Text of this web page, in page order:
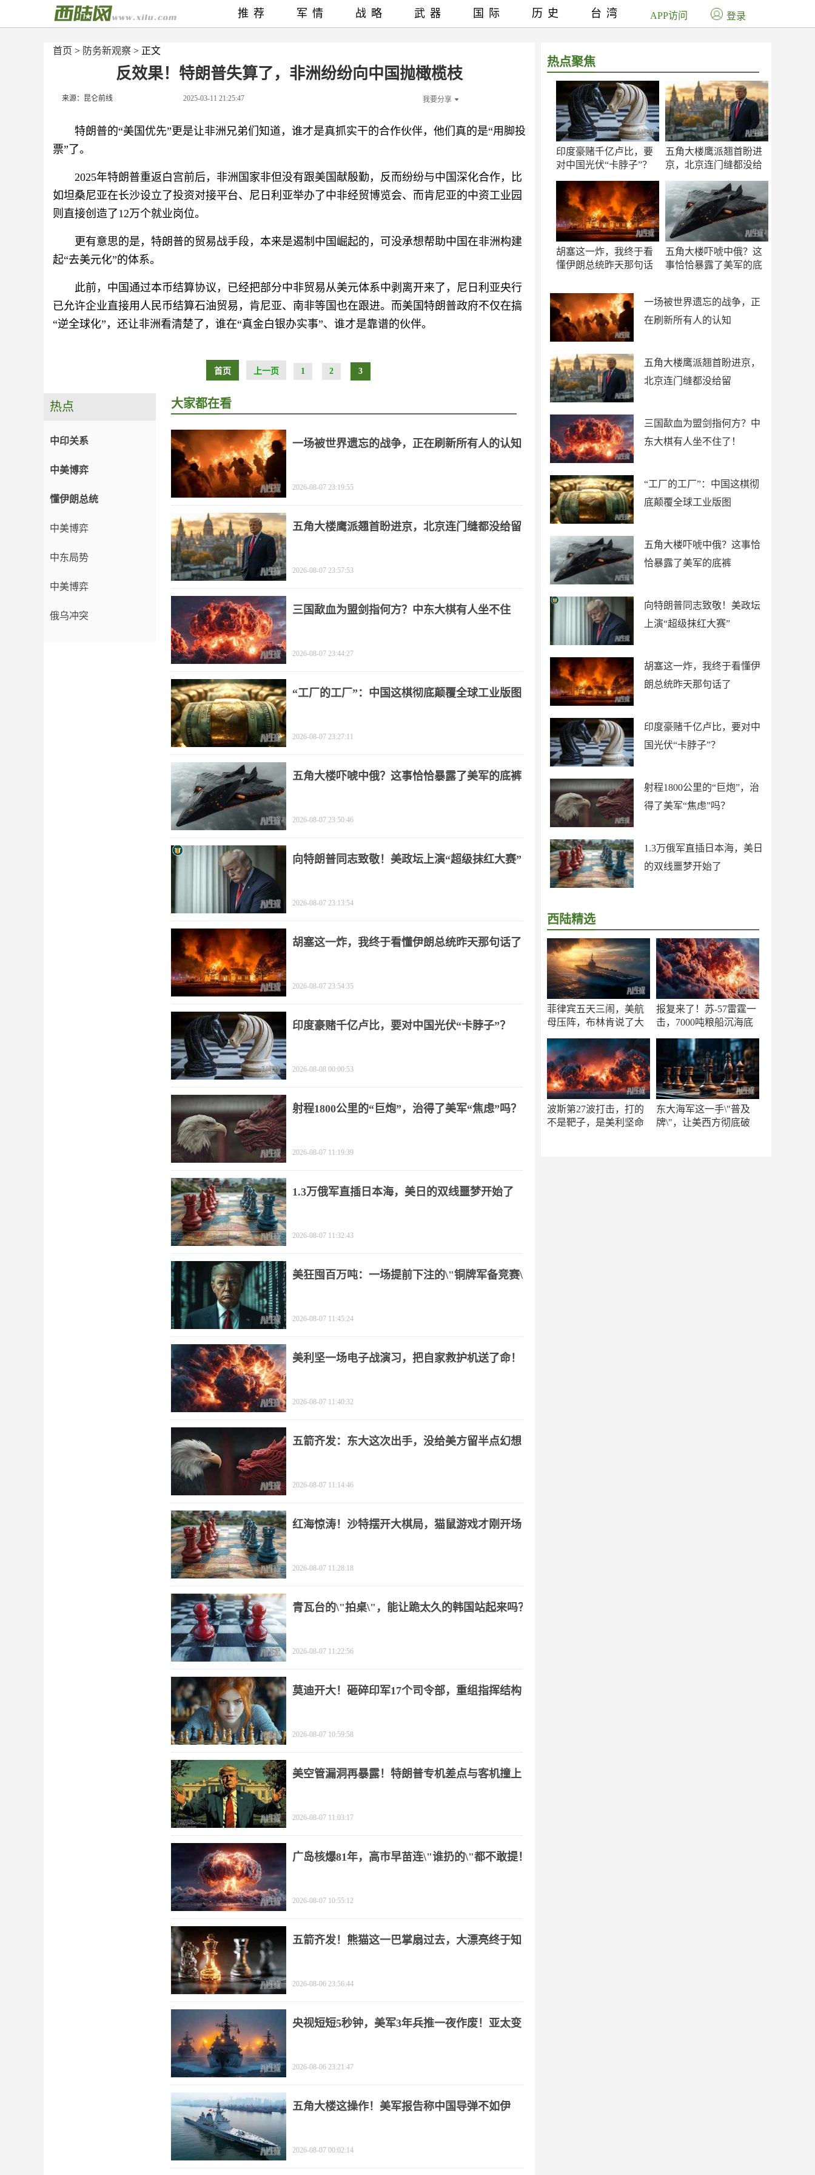
首页 > 防务新观察 > 正文
反效果！特朗普失算了，非洲纷纷向中国抛橄榄枝
来源：昆仑前线 2025-03-11 21:25:47 我要分享
特朗普的“美国优先”更是让非洲兄弟们知道，谁才是真抓实干的合作伙伴，他们真的是“用脚投
票”了。
2025年特朗普重返白宫前后，非洲国家非但没有跟美国献殷勤，反而纷纷与中国深化合作，比
如坦桑尼亚在长沙设立了投资对接平台、尼日利亚举办了中非经贸博览会、而肯尼亚的中资工业园
则直接创造了12万个就业岗位。
更有意思的是，特朗普的贸易战手段，本来是遏制中国崛起的，可没承想帮助中国在非洲构建
起“去美元化”的体系。
此前，中国通过本币结算协议，已经把部分中非贸易从美元体系中剥离开来了，尼日利亚央行
已允许企业直接用人民币结算石油贸易，肯尼亚、南非等国也在跟进。而美国特朗普政府不仅在搞
“逆全球化”，还让非洲看清楚了，谁在“真金白银办实事”、谁才是靠谱的伙伴。
首页 上一页 1 2 3
热点聚焦
印度豪赌千亿卢比，要
对中国光伏“卡脖子”？
五角大楼鹰派翘首盼进
京，北京连门缝都没给
胡塞这一炸，我终于看
懂伊朗总统昨天那句话
五角大楼吓唬中俄？这
事恰恰暴露了美军的底
一场被世界遗忘的战争，正
在刷新所有人的认知
五角大楼鹰派翘首盼进京，
北京连门缝都没给留
三国歃血为盟剑指何方？中
东大棋有人坐不住了！
“工厂的工厂”：中国这棋彻
底颠覆全球工业版图
五角大楼吓唬中俄？这事恰
恰暴露了美军的底裤
向特朗普同志致敬！美政坛
上演“超级抹红大赛”
胡塞这一炸，我终于看懂伊
朗总统昨天那句话了
印度豪赌千亿卢比，要对中
国光伏“卡脖子”？
射程1800公里的“巨炮”，治
得了美军“焦虑”吗？
1.3万俄军直插日本海，美日
的双线噩梦开始了
西陆精选
菲律宾五天三闹，美航
母压阵，布林肯说了大
报复来了！苏-57雷霆一
击，7000吨粮船沉海底
波斯第27波打击，打的
不是靶子，是美利坚命
东大海军这一手\"普及
牌\"，让美西方彻底破
推荐 军情 战略 武器 国际 历史 台湾 APP访问 登录
热点
中印关系
中美博弈
懂伊朗总统
中美博弈
中东局势
中美博弈
俄乌冲突
大家都在看
一场被世界遗忘的战争，正在刷新所有人的认知
2026-08-07 23:19:55
五角大楼鹰派翘首盼进京，北京连门缝都没给留
2026-08-07 23:57:53
三国歃血为盟剑指何方？中东大棋有人坐不住
2026-08-07 23:44:27
“工厂的工厂”：中国这棋彻底颠覆全球工业版图
2026-08-07 23:27:11
五角大楼吓唬中俄？这事恰恰暴露了美军的底裤
2026-08-07 23:50:46
向特朗普同志致敬！美政坛上演“超级抹红大赛”
2026-08-07 23:13:54
胡塞这一炸，我终于看懂伊朗总统昨天那句话了
2026-08-07 23:54:35
印度豪赌千亿卢比，要对中国光伏“卡脖子”？
2026-08-08 00:00:53
射程1800公里的“巨炮”，治得了美军“焦虑”吗？
2026-08-07 11:19:39
1.3万俄军直插日本海，美日的双线噩梦开始了
2026-08-07 11:32:43
美狂囤百万吨：一场提前下注的\"铜牌军备竞赛\"
2026-08-07 11:45:24
美利坚一场电子战演习，把自家救护机送了命！
2026-08-07 11:40:32
五箭齐发：东大这次出手，没给美方留半点幻想
2026-08-07 11:14:46
红海惊涛！沙特摆开大棋局，猫鼠游戏才刚开场
2026-08-07 11:28:18
青瓦台的\"拍桌\"，能让跪太久的韩国站起来吗？
2026-08-07 11:22:56
莫迪开大！砸碎印军17个司令部，重组指挥结构
2026-08-07 10:59:58
美空管漏洞再暴露！特朗普专机差点与客机撞上
2026-08-07 11:03:17
广岛核爆81年，高市早苗连\"谁扔的\"都不敢提！
2026-08-07 10:55:12
五箭齐发！熊猫这一巴掌扇过去，大漂亮终于知
2026-08-06 23:56:44
央视短短5秒钟，美军3年兵推一夜作废！亚太变
2026-08-06 23:21:47
五角大楼这操作！美军报告称中国导弹不如伊
2026-08-07 00:02:14